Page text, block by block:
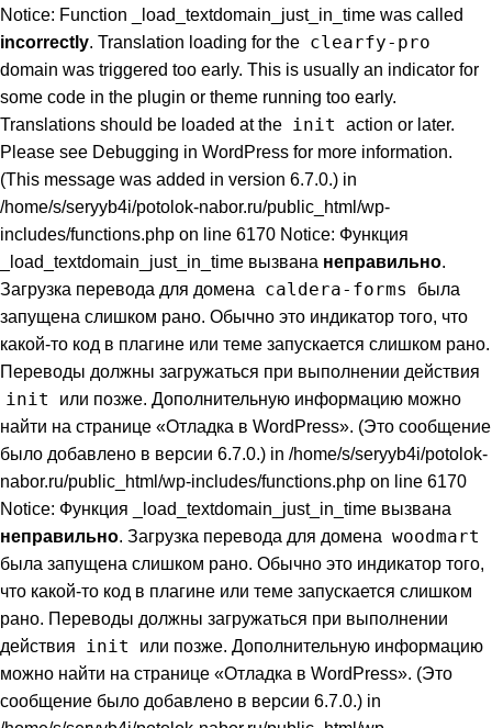
Notice: Function _load_textdomain_just_in_time was called
incorrectly. Translation loading for the clearfy-pro
domain was triggered too early. This is usually an indicator for
some code in the plugin or theme running too early.
Translations should be loaded at the init
action or later.
Please see Debugging in WordPress for more information.
(This message was added in version 6.7.0.) in
/home/s/seryyb4i/potolok-nabor.ru/public_html/wp-
includes/functions.php on line 6170 Notice: Функция
_load_textdomain_just_in_time вызвана неправильно.
Загрузка перевода для домена caldera-forms
была
запущена слишком рано. Обычно это индикатор того, что
какой-то код в плагине или теме запускается слишком рано.
Переводы должны загружаться при выполнении действия
init
или позже. Дополнительную информацию можно
найти на странице «Отладка в WordPress». (Это сообщение
было добавлено в версии 6.7.0.) in /home/s/seryyb4i/potolok-
nabor.ru/public_html/wp-includes/functions.php on line 6170
Notice: Функция _load_textdomain_just_in_time вызвана
неправильно. Загрузка перевода для домена woodmart
была запущена слишком рано. Обычно это индикатор того,
что какой-то код в плагине или теме запускается слишком
рано. Переводы должны загружаться при выполнении
действия
init
или позже. Дополнительную информацию
можно найти на странице «Отладка в WordPress». (Это
сообщение было добавлено в версии 6.7.0.) in